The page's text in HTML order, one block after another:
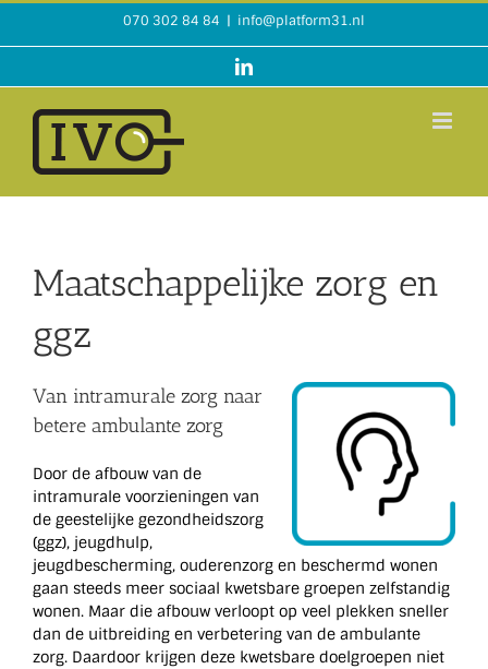
Ga
070 302 84 84 | info@platform31.nl
LinkedIn
Maatschappelijke zorg en
ggz
Van intramurale zorg naar
betere ambulante zorg
Door de afbouw van de
intramurale voorzieningen van
de geestelijke gezondheidszorg
(ggz), jeugdhulp,
jeugdbescherming, ouderenzorg en beschermd wonen
gaan steeds meer sociaal kwetsbare groepen zelfstandig
wonen. Maar die afbouw verloopt op veel plekken sneller
dan de uitbreiding en verbetering van de ambulante
zorg. Daardoor krijgen deze kwetsbare doelgroepen niet